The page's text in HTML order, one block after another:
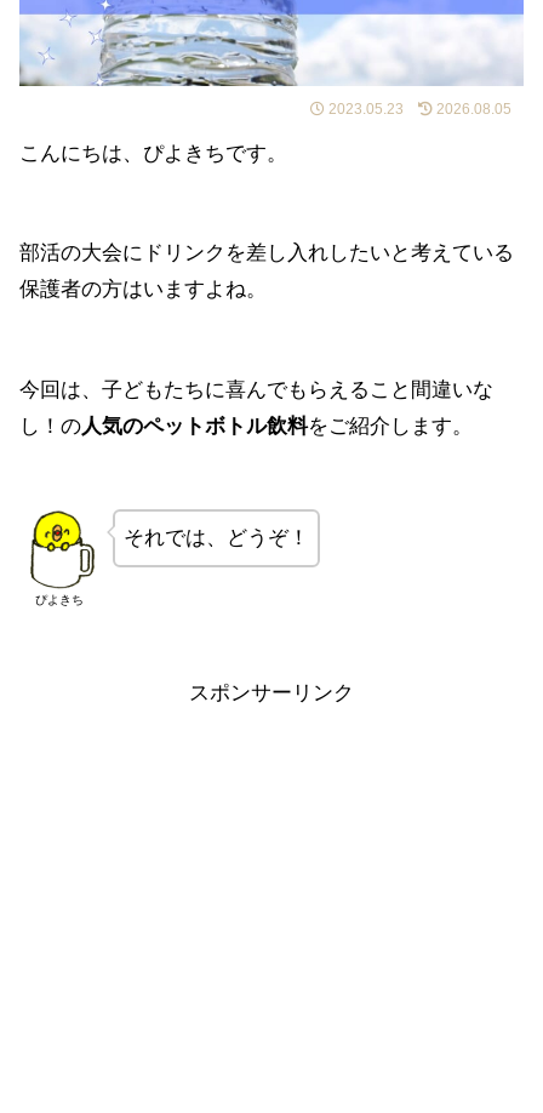
2023.05.23 2026.08.05
こんにちは、ぴよきちです。
部活の大会にドリンクを差し入れしたいと考えている
保護者の方はいますよね。
今回は、子どもたちに喜んでもらえること間違いな
し！の人気のペットボトル飲料をご紹介します。
ぴよきち
それでは、どうぞ！
スポンサーリンク